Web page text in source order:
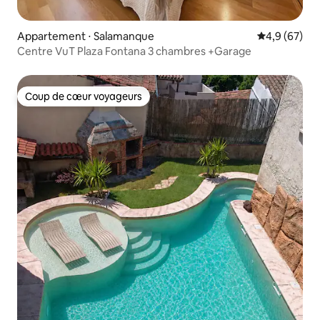
Appartement ⋅ Salamanque Évaluation
4,9 (67)
Centre VuT Plaza Fontana 3 chambres +Garage
Coup de cœur voyageurs
Coup de cœur voyageurs